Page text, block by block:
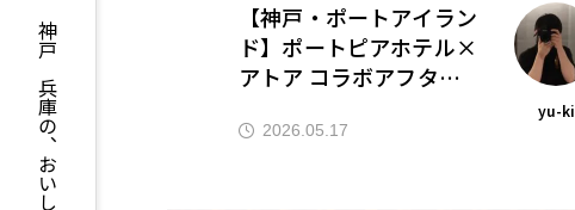
神戸と兵庫の、おいしい風景。
【神戸・ポートアイラン
ド】ポートピアホテル×
アトア コラボアフタヌ
8
yu-ki
2026.05.17